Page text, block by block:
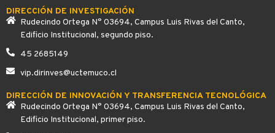
DIRECCIÓN DE INVESTIGACIÓN
Rudecindo Ortega N° 03694, Campus Luis Rivas del Canto,
Edificio Institucional, segundo piso.
45 2685149
vip.dirinves@uctemuco.cl
DIRECCIÓN DE INNOVACIÓN Y TRANSFERENCIA TECNOLÓGICA
Rudecindo Ortega N° 03694, Campus Luis Rivas del Canto,
Edificio Institucional, primer piso.